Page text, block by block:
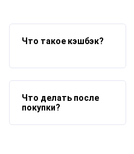
Что такое кэшбэк?
Что делать после
покупки?